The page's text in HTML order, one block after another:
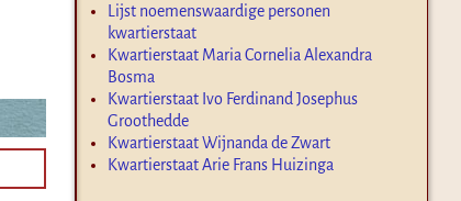
Lijst noemenswaardige personen
kwartierstaat
Kwartierstaat Maria Cornelia Alexandra
Bosma
Kwartierstaat Ivo Ferdinand Josephus
Groothedde
Kwartierstaat Wijnanda de Zwart
Kwartierstaat Arie Frans Huizinga